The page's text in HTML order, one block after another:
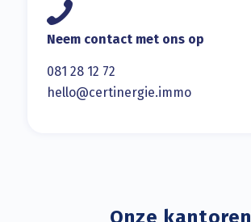
Neem contact met ons op
081 28 12 72
hello@certinergie.immo